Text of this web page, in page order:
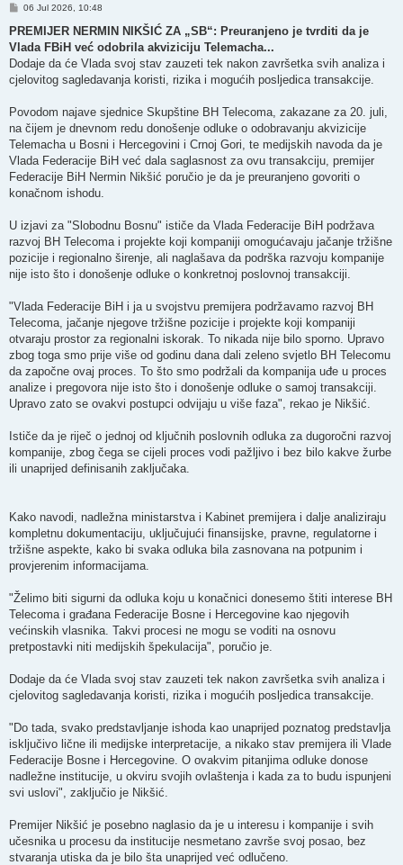
P
s
06 Jul 2026, 10:48
PREMIJER NERMIN NIKŠIĆ ZA „SB“: Preuranjeno je tvrditi da je
Vlada FBiH već odobrila akviziciju Telemacha...
Dodaje da će Vlada svoj stav zauzeti tek nakon završetka svih analiza i
cjelovitog sagledavanja koristi, rizika i mogućih posljedica transakcije.
Povodom najave sjednice Skupštine BH Telecoma, zakazane za 20. juli,
na čijem je dnevnom redu donošenje odluke o odobravanju akvizicije
Telemacha u Bosni i Hercegovini i Crnoj Gori, te medijskih navoda da je
Vlada Federacije BiH već dala saglasnost za ovu transakciju, premijer
Federacije BiH Nermin Nikšić poručio je da je preuranjeno govoriti o
konačnom ishodu.
U izjavi za "Slobodnu Bosnu" ističe da Vlada Federacije BiH podržava
razvoj BH Telecoma i projekte koji kompaniji omogućavaju jačanje tržišne
pozicije i regionalno širenje, ali naglašava da podrška razvoju kompanije
nije isto što i donošenje odluke o konkretnoj poslovnoj transakciji.
"Vlada Federacije BiH i ja u svojstvu premijera podržavamo razvoj BH
Telecoma, jačanje njegove tržišne pozicije i projekte koji kompaniji
otvaraju prostor za regionalni iskorak. To nikada nije bilo sporno. Upravo
zbog toga smo prije više od godinu dana dali zeleno svjetlo BH Telecomu
da započne ovaj proces. To što smo podržali da kompanija uđe u proces
analize i pregovora nije isto što i donošenje odluke o samoj transakciji.
Upravo zato se ovakvi postupci odvijaju u više faza", rekao je Nikšić.
Ističe da je riječ o jednoj od ključnih poslovnih odluka za dugoročni razvoj
kompanije, zbog čega se cijeli proces vodi pažljivo i bez bilo kakve žurbe
ili unaprijed definisanih zaključaka.
Kako navodi, nadležna ministarstva i Kabinet premijera i dalje analiziraju
kompletnu dokumentaciju, uključujući finansijske, pravne, regulatorne i
tržišne aspekte, kako bi svaka odluka bila zasnovana na potpunim i
provjerenim informacijama.
"Želimo biti sigurni da odluka koju u konačnici donesemo štiti interese BH
Telecoma i građana Federacije Bosne i Hercegovine kao njegovih
većinskih vlasnika. Takvi procesi ne mogu se voditi na osnovu
pretpostavki niti medijskih špekulacija", poručio je.
Dodaje da će Vlada svoj stav zauzeti tek nakon završetka svih analiza i
cjelovitog sagledavanja koristi, rizika i mogućih posljedica transakcije.
"Do tada, svako predstavljanje ishoda kao unaprijed poznatog predstavlja
isključivo lične ili medijske interpretacije, a nikako stav premijera ili Vlade
Federacije Bosne i Hercegovine. O ovakvim pitanjima odluke donose
nadležne institucije, u okviru svojih ovlaštenja i kada za to budu ispunjeni
svi uslovi", zaključio je Nikšić.
Premijer Nikšić je posebno naglasio da je u interesu i kompanije i svih
učesnika u procesu da institucije nesmetano završe svoj posao, bez
stvaranja utiska da je bilo šta unaprijed već odlučeno.